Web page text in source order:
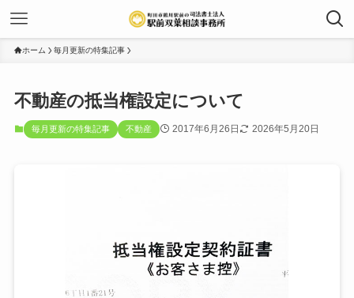
ホーム 毎月更新の特集記事
不動産の抵当権設定について
毎月更新の特集記事 不動産 2017年6月26日 2026年5月20日